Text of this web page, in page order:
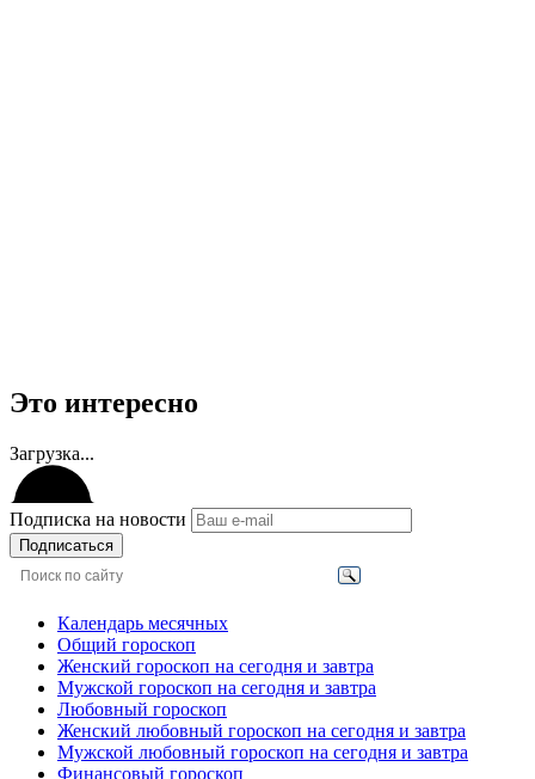
Это интересно
Загрузка...
Подписка на новости
Подписаться
Календарь месячных
Общий гороскоп
Женский гороскоп на сегодня и завтра
Мужской гороскоп на сегодня и завтра
Любовный гороскоп
Женский любовный гороскоп на сегодня и завтра
Мужской любовный гороскоп на сегодня и завтра
Финансовый гороскоп